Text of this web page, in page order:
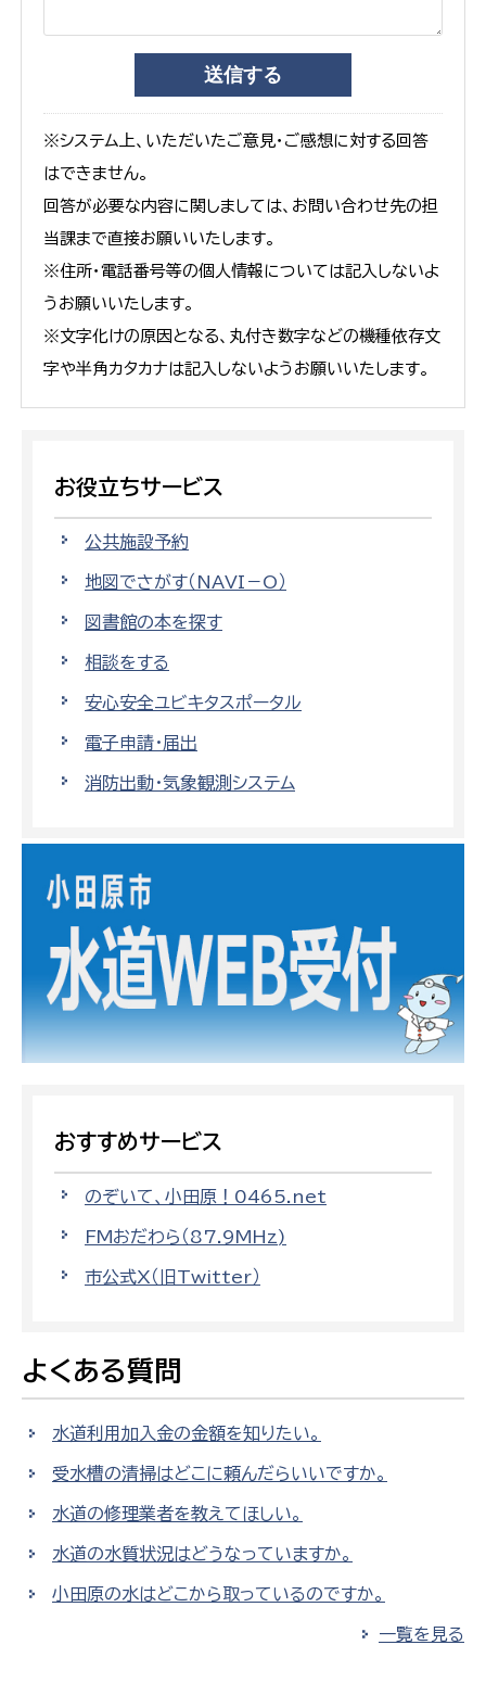
※システム上、いただいたご意見・ご感想に対する回答
はできません。
回答が必要な内容に関しましては、お問い合わせ先の担
当課まで直接お願いいたします。
※住所・電話番号等の個人情報については記入しないよ
うお願いいたします。
※文字化けの原因となる、丸付き数字などの機種依存文
字や半角カタカナは記入しないようお願いいたします。
お役立ちサービス
公共施設予約
地図でさがす（NAVI－O）
図書館の本を探す
相談をする
安心安全ユビキタスポータル
電子申請・届出
消防出動・気象観測システム
おすすめサービス
のぞいて、小田原！0465.net
FMおだわら（87.9MHz)
市公式X（旧Twitter）
よくある質問
水道利用加入金の金額を知りたい。
受水槽の清掃はどこに頼んだらいいですか。
水道の修理業者を教えてほしい。
水道の水質状況はどうなっていますか。
小田原の水はどこから取っているのですか。
一覧を見る